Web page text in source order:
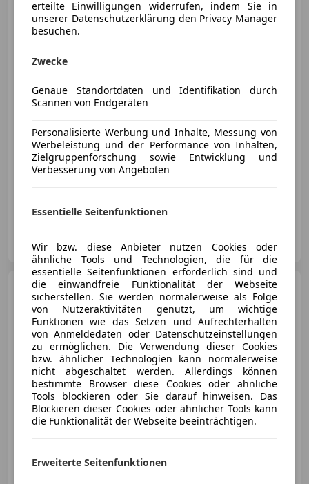
Ford Edge 2.0 TDCi Bi-Turbo
Vignale 4x4 Aut LED SKY
€ 13 790
01/2017 171 079 km Diesel
AT-8143 Dobl bei Lieboch
Ford Transit Custom320
L2 Trend
€ 18 690
erteilte Einwilligungen widerrufen, indem Sie in
unserer Datenschutzerklärung den Privacy Manager
besuchen.
Zwecke
Genaue Standortdaten und Identifikation durch
Scannen von Endgeräten
Personalisierte Werbung und Inhalte, Messung von
Werbeleistung und der Performance von Inhalten,
Zielgruppenforschung sowie Entwicklung und
Verbesserung von Angeboten
Essentielle Seitenfunktionen
Wir bzw. diese Anbieter nutzen Cookies oder
ähnliche Tools und Technologien, die für die
essentielle Seitenfunktionen erforderlich sind und
die einwandfreie Funktionalität der Webseite
sicherstellen. Sie werden normalerweise als Folge
von Nutzeraktivitäten genutzt, um wichtige
Funktionen wie das Setzen und Aufrechterhalten
von Anmeldedaten oder Datenschutzeinstellungen
zu ermöglichen. Die Verwendung dieser Cookies
bzw. ähnlicher Technologien kann normalerweise
nicht abgeschaltet werden. Allerdings können
bestimmte Browser diese Cookies oder ähnliche
Tools blockieren oder Sie darauf hinweisen. Das
Blockieren dieser Cookies oder ähnlicher Tools kann
die Funktionalität der Webseite beeinträchtigen.
Erweiterte Seitenfunktionen